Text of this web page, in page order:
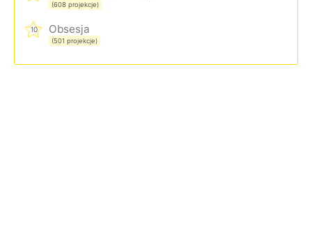
(608 projekcje)
10 Obsesja
(501 projekcje)